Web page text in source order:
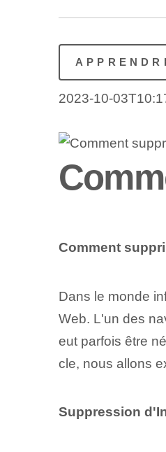
2023-10-
Comment
Dans le monde
Web. L'un des
eut parfois être
cle⁤, nous allons
Suppression